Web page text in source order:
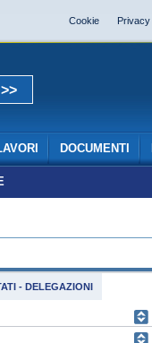
Cookie Privacy
DOCUMENTI
- DELEGAZIONI